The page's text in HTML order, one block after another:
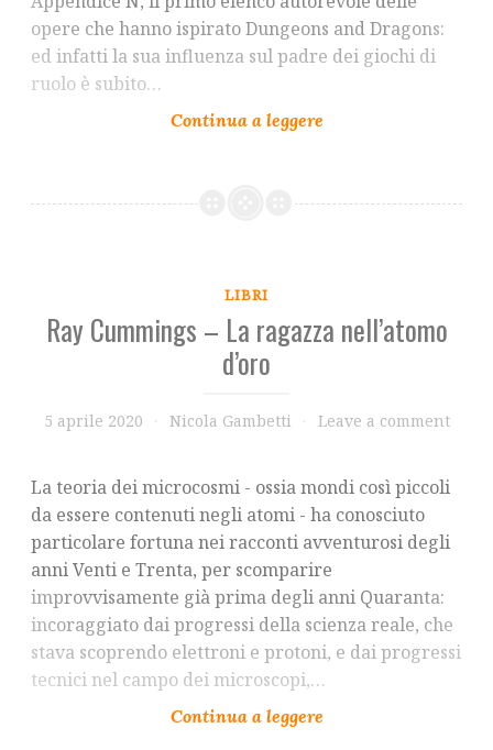
opere che hanno ispirato Dungeons and Dragons:
ed infatti la sua influenza sul padre dei giochi di
ruolo è subito…
LIBRI
Ray Cummings – La ragazza nell’atomo
d’oro
5 aprile 2020 Nicola Gambetti Leave a comment
La teoria dei microcosmi - ossia mondi così piccoli
da essere contenuti negli atomi - ha conosciuto
particolare fortuna nei racconti avventurosi degli
anni Venti e Trenta, per scomparire
improvvisamente già prima degli anni Quaranta:
incoraggiato dai progressi della scienza reale, che
stava scoprendo elettroni e protoni, e dai progressi
tecnici nel campo dei microscopi,…